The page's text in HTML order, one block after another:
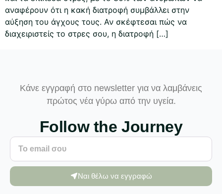
αναφέρουν ότι η κακή διατροφή συμβάλλει στην
αύξηση του άγχους τους. Αν σκέφτεσαι πώς να
διαχειριστείς το στρες σου, η διατροφή […]
Κάνε εγγραφή στο newsletter για να λαμβάνεις
πρώτος νέα γύρω από την υγεία.
Follow the Journey
Ναι θέλω να εγγραφώ